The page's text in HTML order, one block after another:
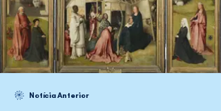
Notícia Anterior